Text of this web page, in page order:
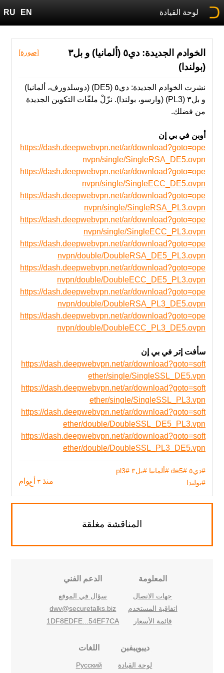
لوحة القيادة EN
RU
[صورة]
الخوادم الجديدة: دي٥ (ألمانيا) و بل٣
(بولندا)
نشرت الخوادم الجديدة: دي٥ (DE5) (دوسلدورف، ألمانيا)
و بل٣ (PL3) (وارسو، بولندا). نزّلْ ملفّات التكوين الجديدة
من فضلك.
أوبن في بي إن
https://dash.deepwebvpn.net/ar/download?goto=ope
nvpn/single/SingleRSA_DE5.ovpn
https://dash.deepwebvpn.net/ar/download?goto=ope
nvpn/single/SingleECC_DE5.ovpn
https://dash.deepwebvpn.net/ar/download?goto=ope
nvpn/single/SingleRSA_PL3.ovpn
https://dash.deepwebvpn.net/ar/download?goto=ope
nvpn/single/SingleECC_PL3.ovpn
https://dash.deepwebvpn.net/ar/download?goto=ope
nvpn/double/DoubleRSA_DE5_PL3.ovpn
https://dash.deepwebvpn.net/ar/download?goto=ope
nvpn/double/DoubleECC_DE5_PL3.ovpn
https://dash.deepwebvpn.net/ar/download?goto=ope
nvpn/double/DoubleRSA_PL3_DE5.ovpn
https://dash.deepwebvpn.net/ar/download?goto=ope
nvpn/double/DoubleECC_PL3_DE5.ovpn
سأفت إتر في بي إن
https://dash.deepwebvpn.net/ar/download?goto=soft
ether/single/SingleSSL_DE5.vpn
https://dash.deepwebvpn.net/ar/download?goto=soft
ether/single/SingleSSL_PL3.vpn
https://dash.deepwebvpn.net/ar/download?goto=soft
ether/double/DoubleSSL_DE5_PL3.vpn
https://dash.deepwebvpn.net/ar/download?goto=soft
ether/double/DoubleSSL_PL3_DE5.vpn
منذ 3 أعوام
#دي٥ #de5 #ألمانيا #بل٣
#pl3
#بولندا
المناقشة مغلقة
المعلومة
جهات الاتصال
اتفاقية المستخدم
قائمة الأسعار
الدعم الفني
سؤال في الموقع
dwv@securetalks.biz
1DF8EDFE...54EF7CA
ديبويبفبن
لوحة القيادة
اللغات
Русский